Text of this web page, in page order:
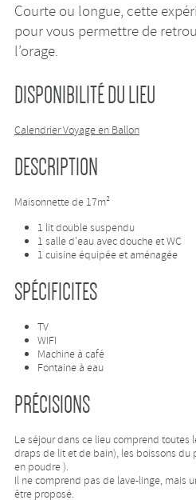
Courte ou longue, cette
pour vous permettre de
l’orage.
DISPONIBILITÉ DU LIEU
Calendrier Voyage en Ballon
DESCRIPTION
Maisonnette de 17m²
1 lit double suspendu
1 salle d'eau avec douche et WC
1 cuisine équipée et aménagée
SPÉCIFICITES
TV
WIFI
Machine à café
Fontaine à eau
PRÉCISIONS
Le séjour dans ce lieu comprend toutes
draps de lit et de bain), les boissons du
en poudre ).
Il ne comprend pas de lave-linge, mais
être proposé.